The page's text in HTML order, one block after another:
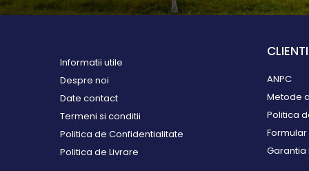
Perii de scarpinat cai
nutritive
Bolusuri si minerale
Electroliti si suplimente
Dotari ferma
Informatii utile
Despre noi
Date contact
Termeni si conditii
Politica de Confidentialitate
Politica de Livrare
CLIENTI
ANPC
Metode
Politica
Garantia